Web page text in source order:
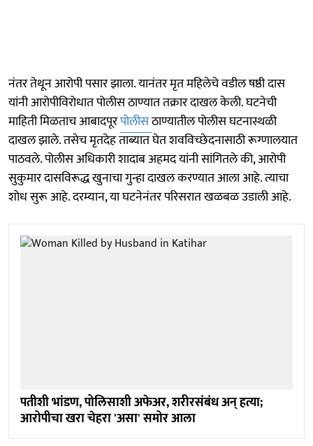
नंतर तेथून आरोपी पसार झाला. यानंतर मृत महिलेचे वडील षष्ठी दास
यांनी आरोपीविरोधात पोलीस ठाण्यात तक्रार दाखल केली. घटनेची
माहिती मिळताच आबादपूरपोलीसठाण्यातील पोलीस घटनास्थळी
दाखल झाले. तसेच मृतदेह ताब्यात घेत शवविच्छेदनासाठी रूग्णालयात
पाठवले. पोलीस अधिकारी शादाब अहमद यांनी सांगितले की, आरोपी
सुकुमार दासविरूद्ध खुनाचा गुन्हा दाखल करण्यात आला आहे. त्याचा
शोध सुरू आहे. दरम्यान, या घटनेनंतर परिसरात खळबळ उडाली आहे.
पतीशी भांडण, पोलिसाशी अफेअर, शरीरसंबंध अन् हत्या;
आरोपीचा खरा चेहरा 'असा' समोर आला